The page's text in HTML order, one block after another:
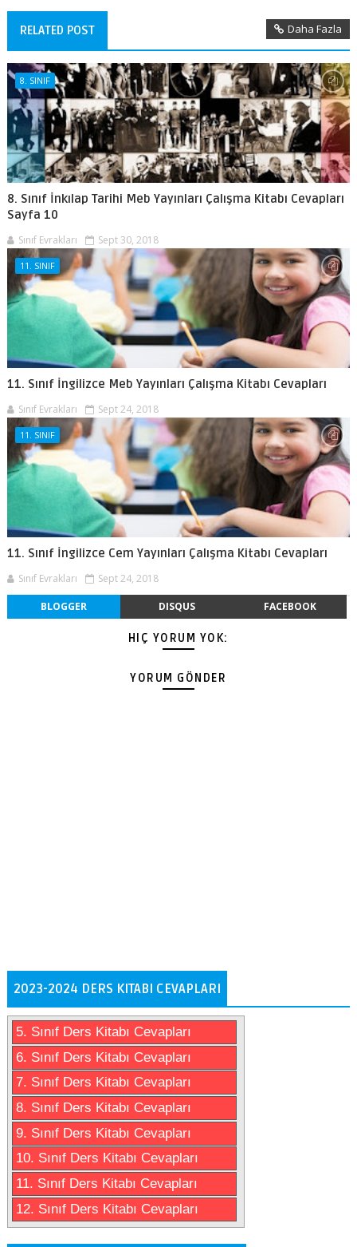
RELATED POST Daha Fazla
8. SINIF
8. Sınıf İnkılap Tarihi Meb Yayınları Çalışma Kitabı Cevapları
Sayfa 10
Sınıf Evrakları Sept 30, 2018
11. SINIF
11. Sınıf İngilizce Meb Yayınları Çalışma Kitabı Cevapları
Sınıf Evrakları Sept 24, 2018
11. SINIF
11. Sınıf İngilizce Cem Yayınları Çalışma Kitabı Cevapları
Sınıf Evrakları Sept 24, 2018
BLOGGER DISQUS FACEBOOK
HIÇ YORUM YOK:
YORUM GÖNDER
2023-2024 DERS KITABI CEVAPLARI
5. Sınıf Ders Kitabı Cevapları
6. Sınıf Ders Kitabı Cevapları
7. Sınıf Ders Kitabı Cevapları
8. Sınıf Ders Kitabı Cevapları
9. Sınıf Ders Kitabı Cevapları
10. Sınıf Ders Kitabı Cevapları
11. Sınıf Ders Kitabı Cevapları
12. Sınıf Ders Kitabı Cevapları